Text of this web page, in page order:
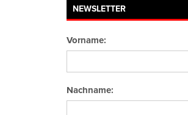
NEWSLETTER
Vorname:
Nachname: